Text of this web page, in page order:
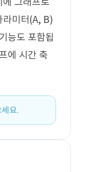
라미터(A, B)
능도 포함됩
에 시간 축
요.